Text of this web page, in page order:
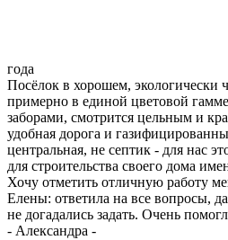
года
Посёлок в хорошем, экологически
примерно в единой цветовой
заборами, смотрится цельным и
удобная дорога и
центральная, не септик - для нас
для строительства своего дома
Хочу отметить отличную работу
Елены: ответила на все вопросы,
не догадались задать. Очень
- Александра -